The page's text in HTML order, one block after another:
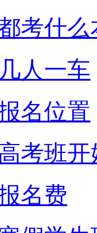
考什么
人一车
名位置
考班开
名费